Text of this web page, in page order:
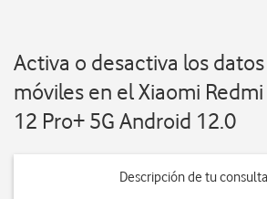
Activa o desactiva los datos
móviles en el Xiaomi
12 Pro+ 5G Android 12.0
Descripción de tu consulta